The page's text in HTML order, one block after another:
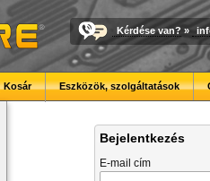
Kérdése van? »
Kosár Eszközök, szolgáltatások
Bejelentkezés
E-mail cím